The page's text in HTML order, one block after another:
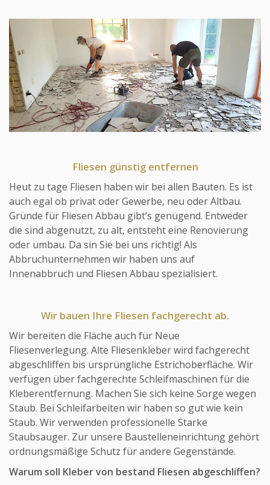
Kontakt
Fliesen günstig entfernen
Heut zu tage Fliesen haben wir bei allen Bauten. Es ist
auch egal ob privat oder Gewerbe, neu oder Altbau.
Gründe für Fliesen Abbau gibt’s genügend. Entweder
die sind abgenutzt, zu alt, entsteht eine Renovierung
oder umbau. Da sin Sie bei uns richtig! Als
Abbruchunternehmen wir haben uns auf
Innenabbruch und Fliesen Abbau spezialisiert.
Wir bauen Ihre Fliesen fachgerecht ab.
Wir bereiten die Fläche auch für Neue
Fliesenverlegung. Alte Fliesenkleber wird fachgerecht
abgeschliffen bis ursprüngliche Estrichoberfläche. Wir
verfügen über fachgerechte Schleifmaschinen für die
Kleberentfernung. Machen Sie sich keine Sorge wegen
Staub. Bei Schleifarbeiten wir haben so gut wie kein
Staub. Wir verwenden professionelle Starke
Staubsauger. Zur unsere Baustelleneinrichtung gehört
ordnungsmäßige Schutz für andere Gegenstände.
Warum soll Kleber von bestand Fliesen abgeschliffen?